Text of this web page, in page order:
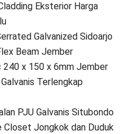
Eksterior Harga
Galvanized Sidoarjo
Beam Jember
240 x 150 x 6mm Jember
Terlengkap
PJU Galvanis Situbondo
Jongkok dan Duduk